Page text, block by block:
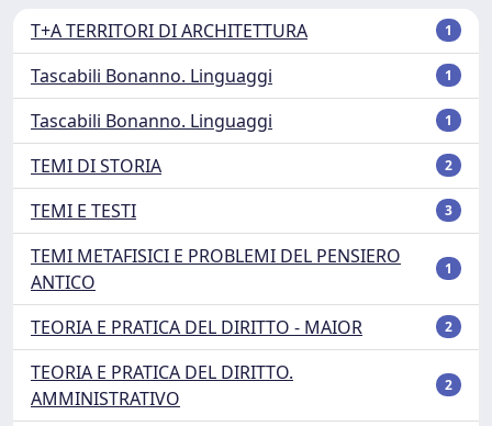
T+A TERRITORI DI ARCHITETTURA
1
Tascabili Bonanno. Linguaggi 1
Tascabili Bonanno. Linguaggi 1
TEMI DI STORIA 2
TEMI E TESTI 3
TEMI METAFISICI E PROBLEMI DEL PENSIERO
ANTICO
1
TEORIA E PRATICA DEL DIRITTO - MAIOR 2
TEORIA E PRATICA DEL DIRITTO.
AMMINISTRATIVO
2